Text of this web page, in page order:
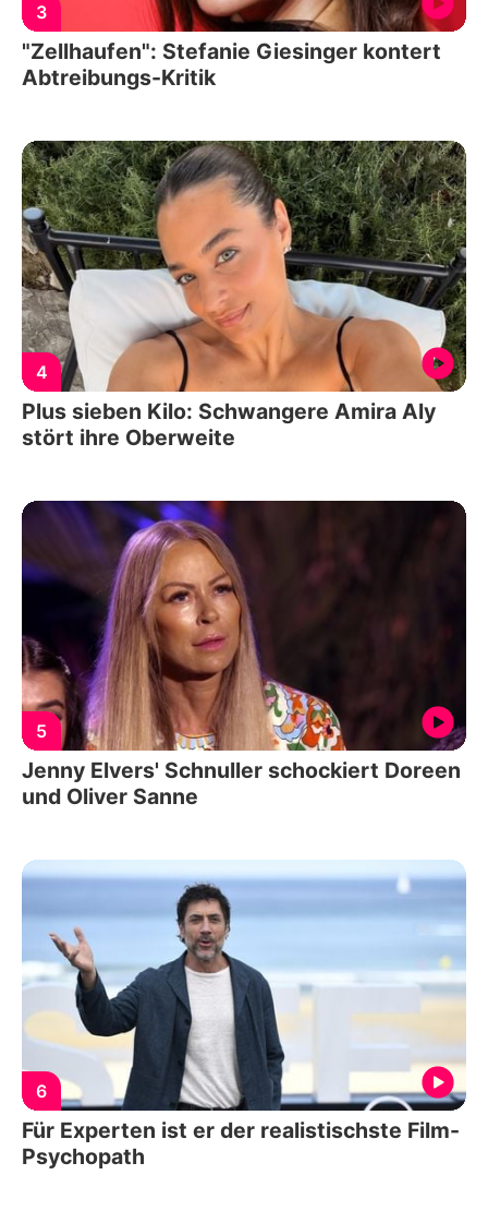
3
"Zellhaufen": Stefanie Giesinger kontert
Abtreibungs-Kritik
4
Plus sieben Kilo: Schwangere Amira Aly
stört ihre Oberweite
5
Jenny Elvers' Schnuller schockiert Doreen
und Oliver Sanne
6
Für Experten ist er der realistischste Film-
Psychopath